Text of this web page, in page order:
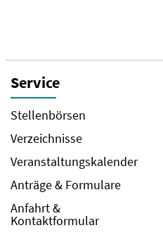
Service
Stellenbörsen
Verzeichnisse
Veranstaltungskalender
Anträge & Formulare
Anfahrt &
Kontaktformular